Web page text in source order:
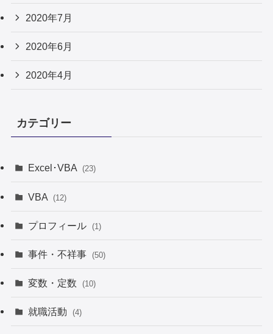
2020年7月
2020年6月
2020年4月
カテゴリー
Excel･VBA (23)
VBA (12)
プロフィール (1)
事件・不祥事 (50)
変数・定数 (10)
就職活動 (4)